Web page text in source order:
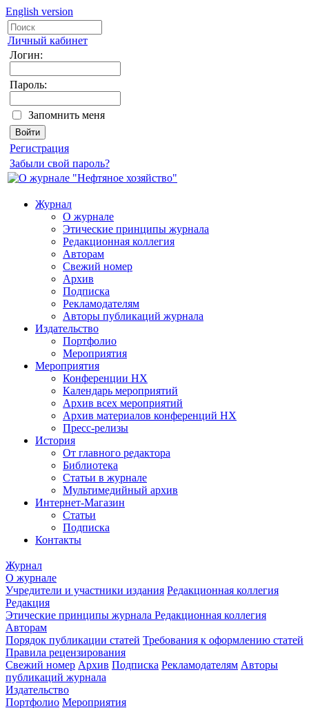
English version
Личный кабинет
Логин:
Пароль:
Запомнить меня
Регистрация
Забыли свой пароль?
Журнал
О журнале
Этические принципы журнала
Редакционная коллегия
Авторам
Свежий номер
Архив
Подписка
Рекламодателям
Авторы публикаций журнала
Издательство
Портфолио
Мероприятия
Мероприятия
Конференции НХ
Календарь мероприятий
Архив всех мероприятий
Архив материалов конференций НХ
Пресс-релизы
История
От главного редактора
Библиотека
Статьи в журнале
Мультимедийный архив
Интернет-Магазин
Статьи
Подписка
Контакты
Журнал
О журнале
Учредители и участники издания Редакционная коллегия
Редакция
Этические принципы журнала Редакционная коллегия
Авторам
Порядок публикации статей Требования к оформлению статей
Правила рецензирования
Свежий номер Архив Подписка Рекламодателям Авторы
публикаций журнала
Издательство
Портфолио Мероприятия